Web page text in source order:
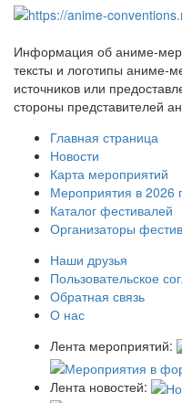
Информация об аниме-
тексты и логотипы аниме-
источников или
стороны представителей
Главная страница
Новости
Карта мероприятий
Мероприятия в 2026
Каталог фестивалей
Организаторы
Наши друзья
Пользовательское
Обратная связь
О нас
Лента мероприятий:
Лента новостей: